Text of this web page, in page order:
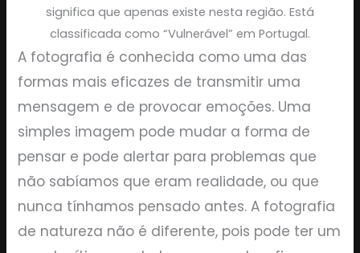
significa que apenas existe nesta região. Está
classificada como “Vulnerável” em Portugal.
A fotografia é conhecida como uma das
formas mais eficazes de transmitir uma
mensagem e de provocar emoções. Uma
simples imagem pode mudar a forma de
pensar e pode alertar para problemas que
não sabíamos que eram realidade, ou que
nunca tínhamos pensado antes. A fotografia
de natureza não é diferente, pois pode ter um